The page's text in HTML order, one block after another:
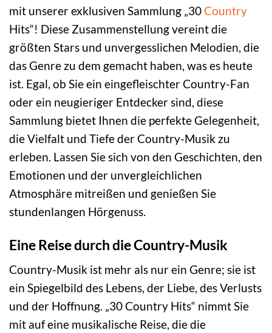
mit unserer exklusiven Sammlung „30 Country
Hits“! Diese Zusammenstellung vereint die
größten Stars und unvergesslichen Melodien, die
das Genre zu dem gemacht haben, was es heute
ist. Egal, ob Sie ein eingefleischter Country-Fan
oder ein neugieriger Entdecker sind, diese
Sammlung bietet Ihnen die perfekte Gelegenheit,
die Vielfalt und Tiefe der Country-Musik zu
erleben. Lassen Sie sich von den Geschichten, den
Emotionen und der unvergleichlichen
Atmosphäre mitreißen und genießen Sie
stundenlangen Hörgenuss.
Eine Reise durch die Country-Musik
Country-Musik ist mehr als nur ein Genre; sie ist
ein Spiegelbild des Lebens, der Liebe, des Verlusts
und der Hoffnung. „30 Country Hits“ nimmt Sie
mit auf eine musikalische Reise, die die